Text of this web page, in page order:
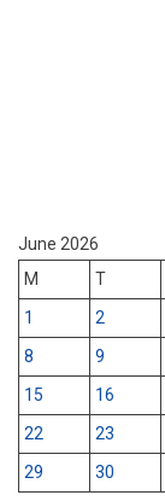
June 2026
M
T
1
2
8
9
15
16
22
23
29
30